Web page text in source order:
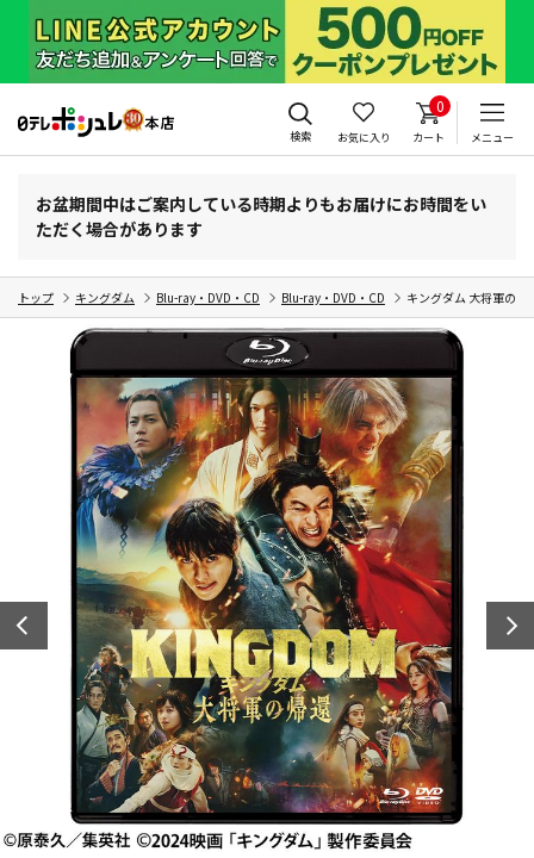
検索 お気に入り
0
カート メニュー
お盆期間中はご案内している時期よりもお届けにお時間をい
ただく場合があります
トップ キングダム Blu-ray・DVD・CD Blu-ray・DVD・CD キングダム 大将軍の